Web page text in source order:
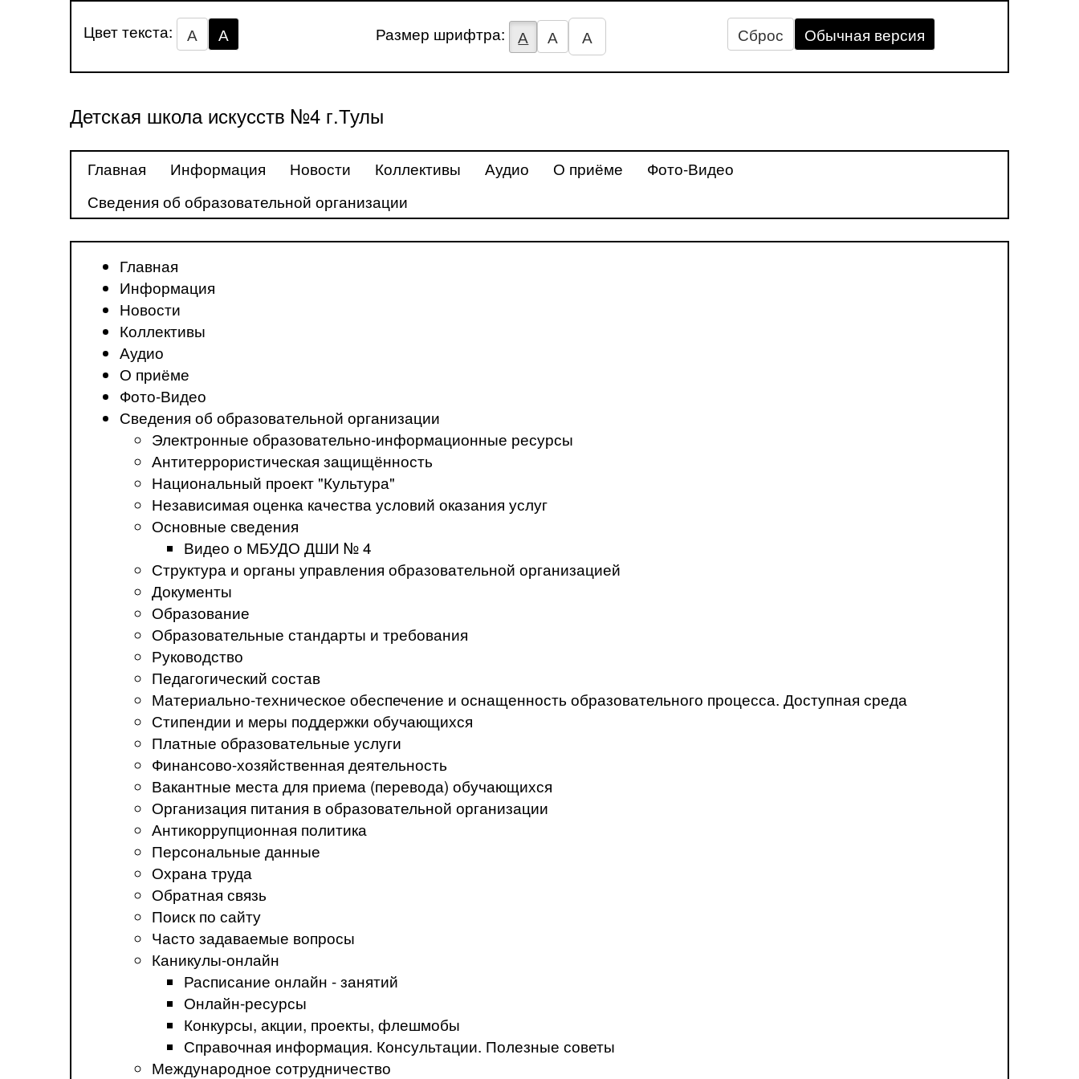
Цвет текста: А А Размер шрифтра: А А А Сброс Обычная версия
Детская школа искусств №4 г.Тулы
Главная Информация Новости Коллективы Аудио О приёме
Фото-Видео
Сведения об образовательной организации
Главная
Информация
Новости
Коллективы
Аудио
О приёме
Фото-Видео
Сведения об образовательной организации
Электронные образовательно-информационные ресурсы
Антитеррористическая защищённость
Национальный проект "Культура"
Независимая оценка качества условий оказания услуг
Основные сведения
Видео о МБУДО ДШИ № 4
Структура и органы управления образовательной организацией
Документы
Образование
Образовательные стандарты и требования
Руководство
Педагогический состав
Материально-техническое обеспечение и оснащенность образовательного процесса. Доступная среда
Стипендии и меры поддержки обучающихся
Платные образовательные услуги
Финансово-хозяйственная деятельность
Вакантные места для приема (перевода) обучающихся
Организация питания в образовательной организации
Антикоррупционная политика
Персональные данные
Охрана труда
Обратная связь
Поиск по сайту
Часто задаваемые вопросы
Каникулы-онлайн
Расписание онлайн - занятий
Онлайн-ресурсы
Конкурсы, акции, проекты, флешмобы
Справочная информация. Консультации. Полезные советы
Международное сотрудничество